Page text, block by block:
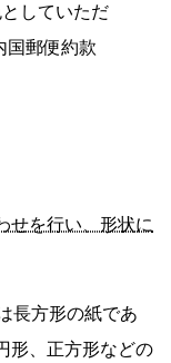
していただ
国郵便約款
せを行い、形状に
長方形の紙であ
形、正方形などの